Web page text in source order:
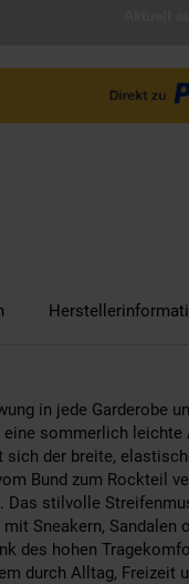
in jede Garderobe
sommerlich leichte
der breite,
Bund zum Rockteil
Das stilvolle
Sneakern, Sandalen
des hohen
durch Alltag, Freizeit